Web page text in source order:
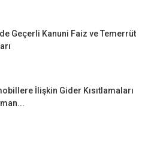
Geçerli Kanuni Faiz ve Temerrüt
İlişkin Gider Kısıtlamaları